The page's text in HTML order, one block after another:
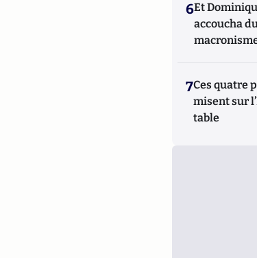
6Et
accoucha
7Ces quatre
misent sur
table